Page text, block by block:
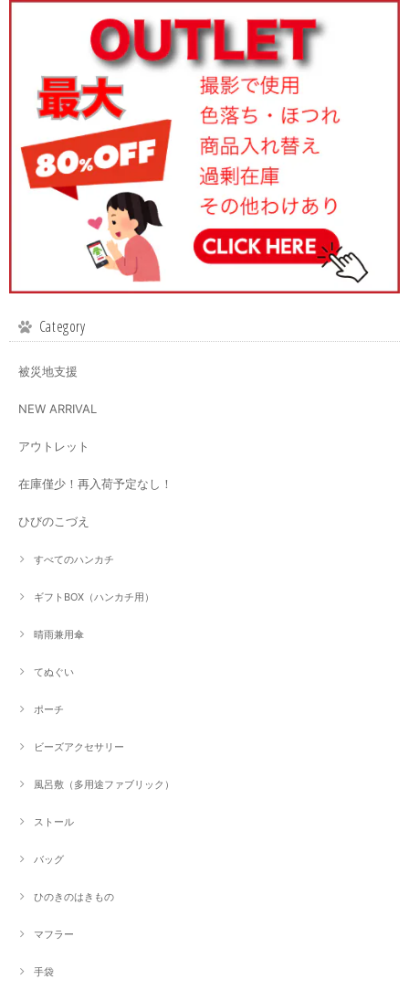
Category
被災地支援
NEW ARRIVAL
アウトレット
在庫僅少！再入荷予定なし！
ひびのこづえ
すべてのハンカチ
ギフトBOX（ハンカチ用）
晴雨兼用傘
てぬぐい
ポーチ
ビーズアクセサリー
風呂敷（多用途ファブリック）
ストール
バッグ
ひのきのはきもの
マフラー
手袋